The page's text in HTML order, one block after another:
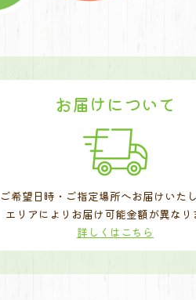
お届けについて
ご希望日時・ご指定場所へお届けいたし
エリアによりお届け可能金額が異なり
詳しくはこちら